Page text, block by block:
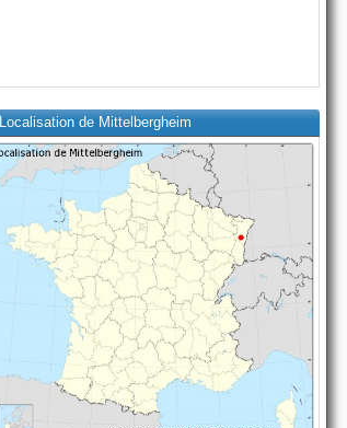
Localisation de Mittelbergheim